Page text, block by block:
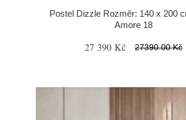
Postel Dizzle Rozměr: 140 x 200
Amore 18
27 390 Kč 27390.00 Kč